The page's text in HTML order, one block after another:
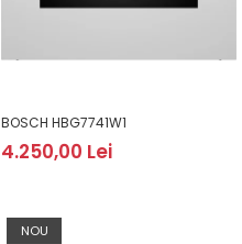
BOSCH HBG7741W1
4.250,00 Lei
NOU